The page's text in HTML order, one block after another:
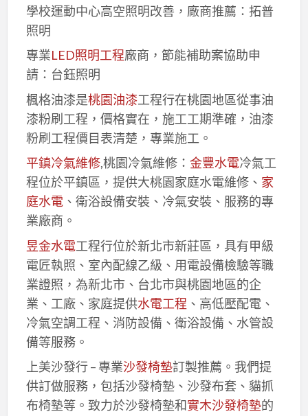
學校運動中心高空照明改善，廠商推薦：拓普
照明
專業LED照明工程廠商，節能補助案協助申
請：台鈺照明
楓格油漆是桃園油漆工程行在桃園地區從事油
漆粉刷工程，價格實在，施工工期準確，油漆
粉刷工程價目表清楚，專業施工。
平鎮冷氣維修,桃園冷氣維修： 金豐水電冷氣工
程位於平鎮區，提供大桃園家庭水電維修、 家
庭水電、衛浴設備安裝、冷氣安裝、服務的專
業廠商。
昱金水電工程行位於新北市新莊區，具有甲級
電匠執照、室內配線乙級、用電設備檢驗等職
業證照，為新北市、台北市與桃園地區的企
業、工廠、家庭提供水電工程 、高低壓配電、
冷氣空調工程、消防設備、衛浴設備、水管設
備等服務。
上美沙發行 – 專業沙發椅墊訂製推薦。我們提
供訂做服務，包括沙發椅墊、沙發布套、貓抓
布椅墊等。致力於沙發椅墊和實木沙發椅墊的